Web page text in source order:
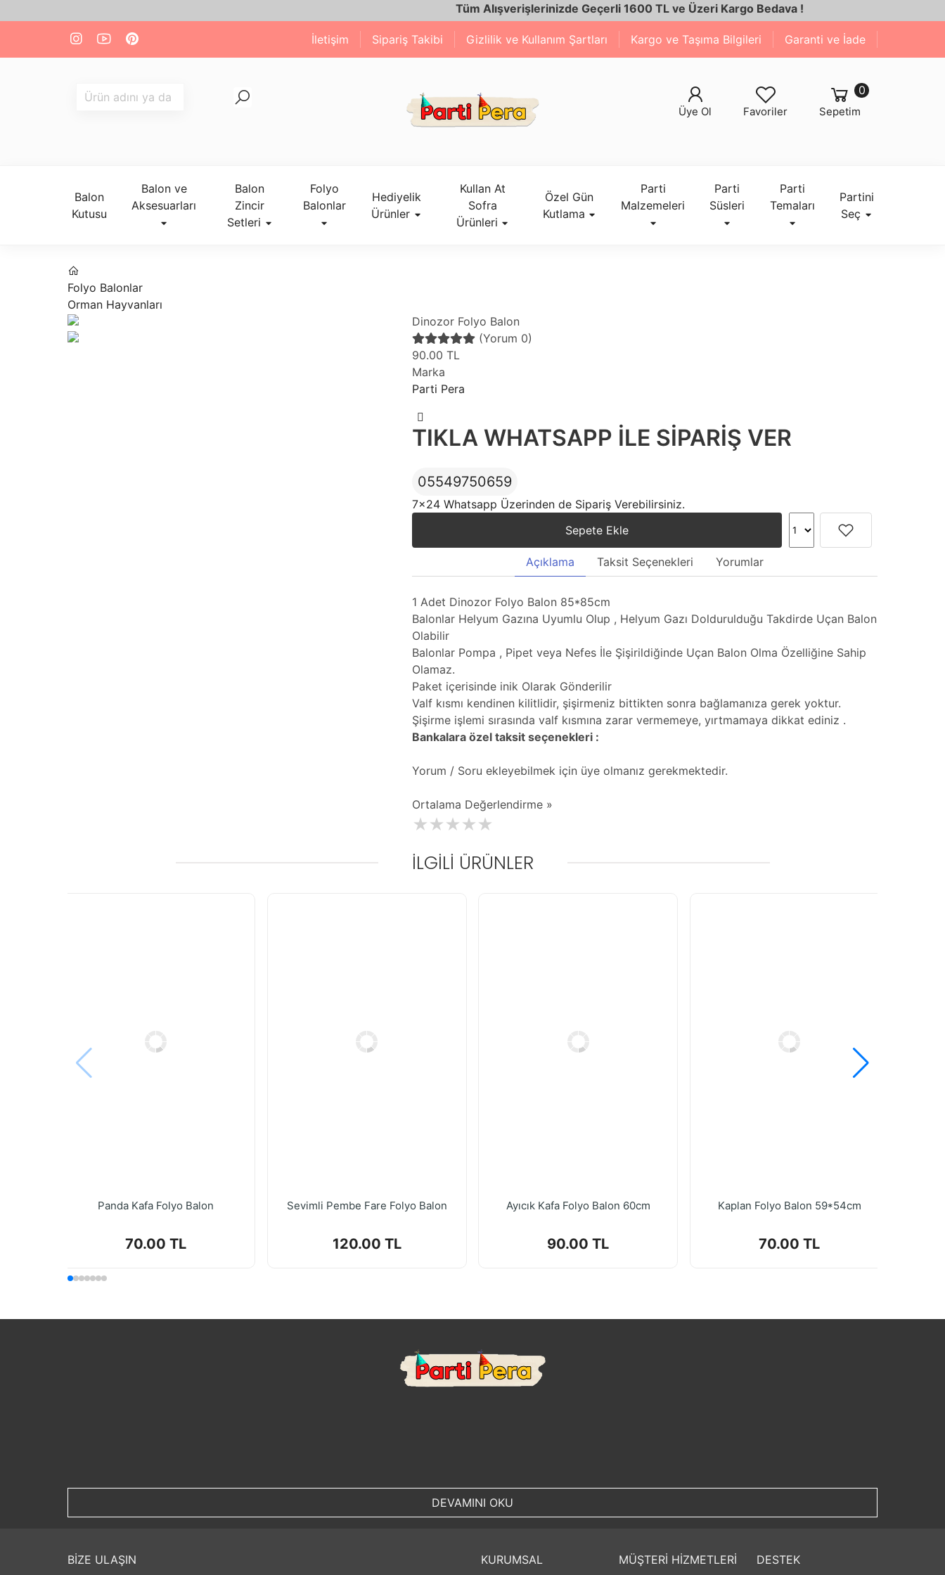
Tüm Alışverişlerinizde Geçerli 1600 TL ve Üzeri Kargo Bedava !
İletişim Sipariş Takibi Gizlilik ve Kullanım Şartları Kargo ve Taşıma Bilgileri Garanti ve İade
Sepetim
0
Favoriler
Üye Ol
Balon
Kutusu
Balon ve
Aksesuarları
Balon
Zincir
Setleri
Folyo
Balonlar
Hediyelik
Ürünler
Kullan At
Sofra
Ürünleri
Özel Gün
Kutlama
Parti
Malzemeleri
Parti
Süsleri
Parti
Temaları
Partini
Seç
Folyo Balonlar
Orman Hayvanları
Dinozor Folyo Balon
(Yorum 0)
90.00 TL
Marka
Parti Pera
TIKLA WHATSAPP İLE SİPARİŞ VER
05549750659
7x24 Whatsapp Üzerinden de Sipariş Verebilirsiniz.
Sepete Ekle
Açıklama Taksit Seçenekleri Yorumlar
1 Adet Dinozor Folyo Balon 85*85cm
Balonlar Helyum Gazına Uyumlu Olup , Helyum Gazı Doldurulduğu Takdirde Uçan Balon
Olabilir
Balonlar Pompa , Pipet veya Nefes İle Şişirildiğinde Uçan Balon Olma Özelliğine Sahip
Olamaz.
Paket içerisinde inik Olarak Gönderilir
Valf kısmı kendinen kilitlidir, şişirmeniz bittikten sonra bağlamanıza gerek yoktur.
Şişirme işlemi sırasında valf kısmına zarar vermemeye, yırtmamaya dikkat ediniz .
Bankalara özel taksit seçenekleri :
Yorum / Soru ekleyebilmek için üye olmanız gerekmektedir.
Ortalama Değerlendirme »
İLGILI ÜRÜNLER
Panda Kafa Folyo Balon
70.00 TL
Sevimli Pembe Fare Folyo Balon
120.00 TL
Ayıcık Kafa Folyo Balon 60cm
90.00 TL
Kaplan Folyo Balon 59*54cm
70.00 TL
DEVAMINI OKU
BİZE ULAŞIN KURUMSAL MÜŞTERİ HİZMETLERİ DESTEK